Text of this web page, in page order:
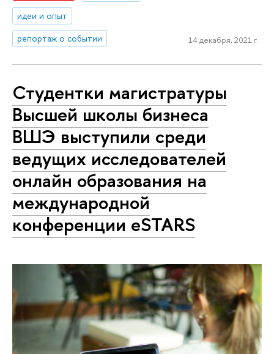
идеи и опыт
репортаж о событии
14 декабря, 2021 г.
Студентки магистратуры
Высшей школы бизнеса
ВШЭ выступили среди
ведущих исследователей
онлайн образования на
международной
конференции eSTARS